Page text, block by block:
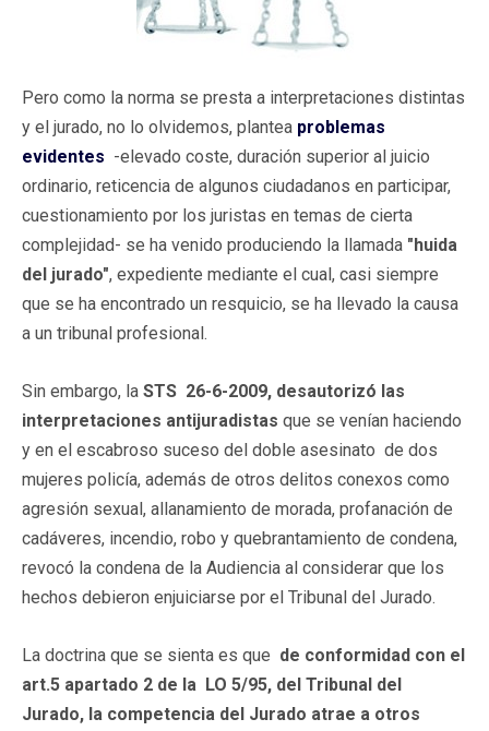
Pero como la norma se presta a interpretaciones distintas
y el jurado, no lo olvidemos, plantea problemas
evidentes -elevado coste, duración superior al juicio
ordinario, reticencia de algunos ciudadanos en participar,
cuestionamiento por los juristas en temas de cierta
complejidad- se ha venido produciendo la llamada "huida
del jurado", expediente mediante el cual, casi siempre
que se ha encontrado un resquicio, se ha llevado la causa
a un tribunal profesional.
Sin embargo, la STS 26-6-2009, desautorizó las
interpretaciones antijuradistas que se venían haciendo
y en el escabroso suceso del doble asesinato de dos
mujeres policía, además de otros delitos conexos como
agresión sexual, allanamiento de morada, profanación de
cadáveres, incendio, robo y quebrantamiento de condena,
revocó la condena de la Audiencia al considerar que los
hechos debieron enjuiciarse por el Tribunal del Jurado.
La doctrina que se sienta es que de conformidad con el
art.5 apartado 2 de la LO 5/95, del Tribunal del
Jurado, la competencia del Jurado atrae a otros